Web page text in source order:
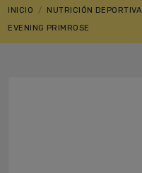
INICIO NUTRICIÓN DEPORTIVA
EVENING PRIMROSE